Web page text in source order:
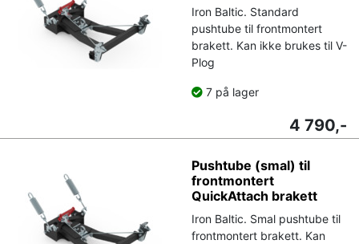
Iron Baltic. Standard
pushtube til frontmontert
brakett. Kan ikke brukes til V-
Plog
7 på lager
4 790,-
Pushtube (smal) til
frontmontert
QuickAttach brakett
Iron Baltic. Smal pushtube til
frontmontert brakett. Kan